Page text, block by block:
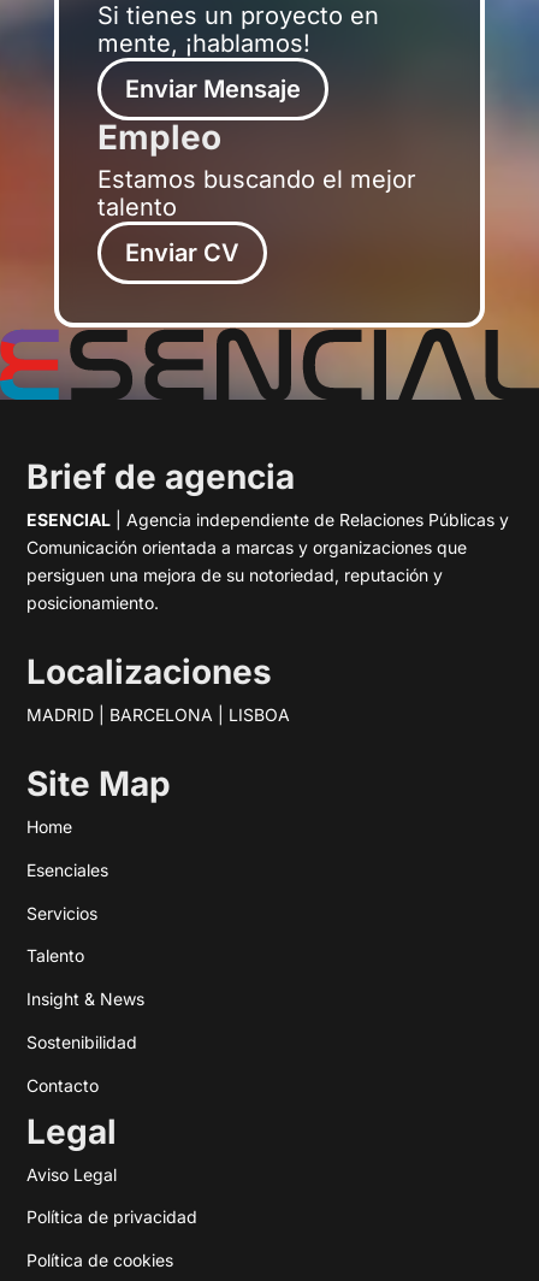
Si tienes un proyecto en
mente, ¡hablamos!
Enviar Mensaje
Empleo
Estamos buscando el mejor
talento
Enviar CV
Brief de agencia
ESENCIAL | Agencia independiente de Relaciones Públicas y
Comunicación orientada a marcas y organizaciones que
persiguen una mejora de su notoriedad, reputación y
posicionamiento.
Localizaciones
MADRID | BARCELONA | LISBOA
Site Map
Home
Esenciales
Servicios
Talento
Insight & News
Sostenibilidad
Contacto
Legal
Aviso Legal
Política de privacidad
Política de cookies